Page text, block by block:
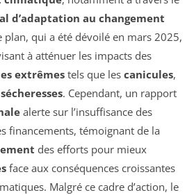
d’adaptation au changement
plan, qui a été dévoilé en mars 2025,
à atténuer les impacts des
extrêmes tels que les canicules,
sécheresses. Cependant, un rapport
alerte sur l’insuffisance des
financements, témoignant de la
des efforts pour mieux
face aux conséquences croissantes
Malgré ce cadre d’action, le